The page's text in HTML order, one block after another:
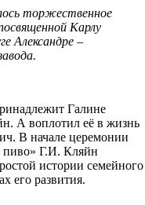
торжественное
Карлу
Александре –
Галине
А воплотил её в жизнь
В начале церемонии
пиво» Г.И. Кляйн
истории семейного
его развития.